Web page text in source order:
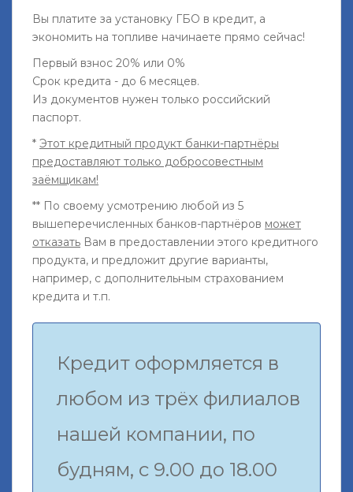
Вы платите за установку ГБО в кредит, а
экономить на топливе начинаете прямо сейчас!
Первый взнос 20% или 0%
Срок кредита - до 6 месяцев.
Из документов нужен только российский
паспорт.
* Этот кредитный продукт банки-партнёры
предоставляют только добросовестным
заёмщикам!
** По своему усмотрению любой из 5
вышеперечисленных банков-партнёров может
отказать Вам в предоставлении этого кредитного
продукта, и предложит другие варианты,
например, с дополнительным страхованием
кредита и т.п.
Кредит оформляется в
любом из трёх филиалов
нашей компании, по
будням, с 9.00 до 18.00